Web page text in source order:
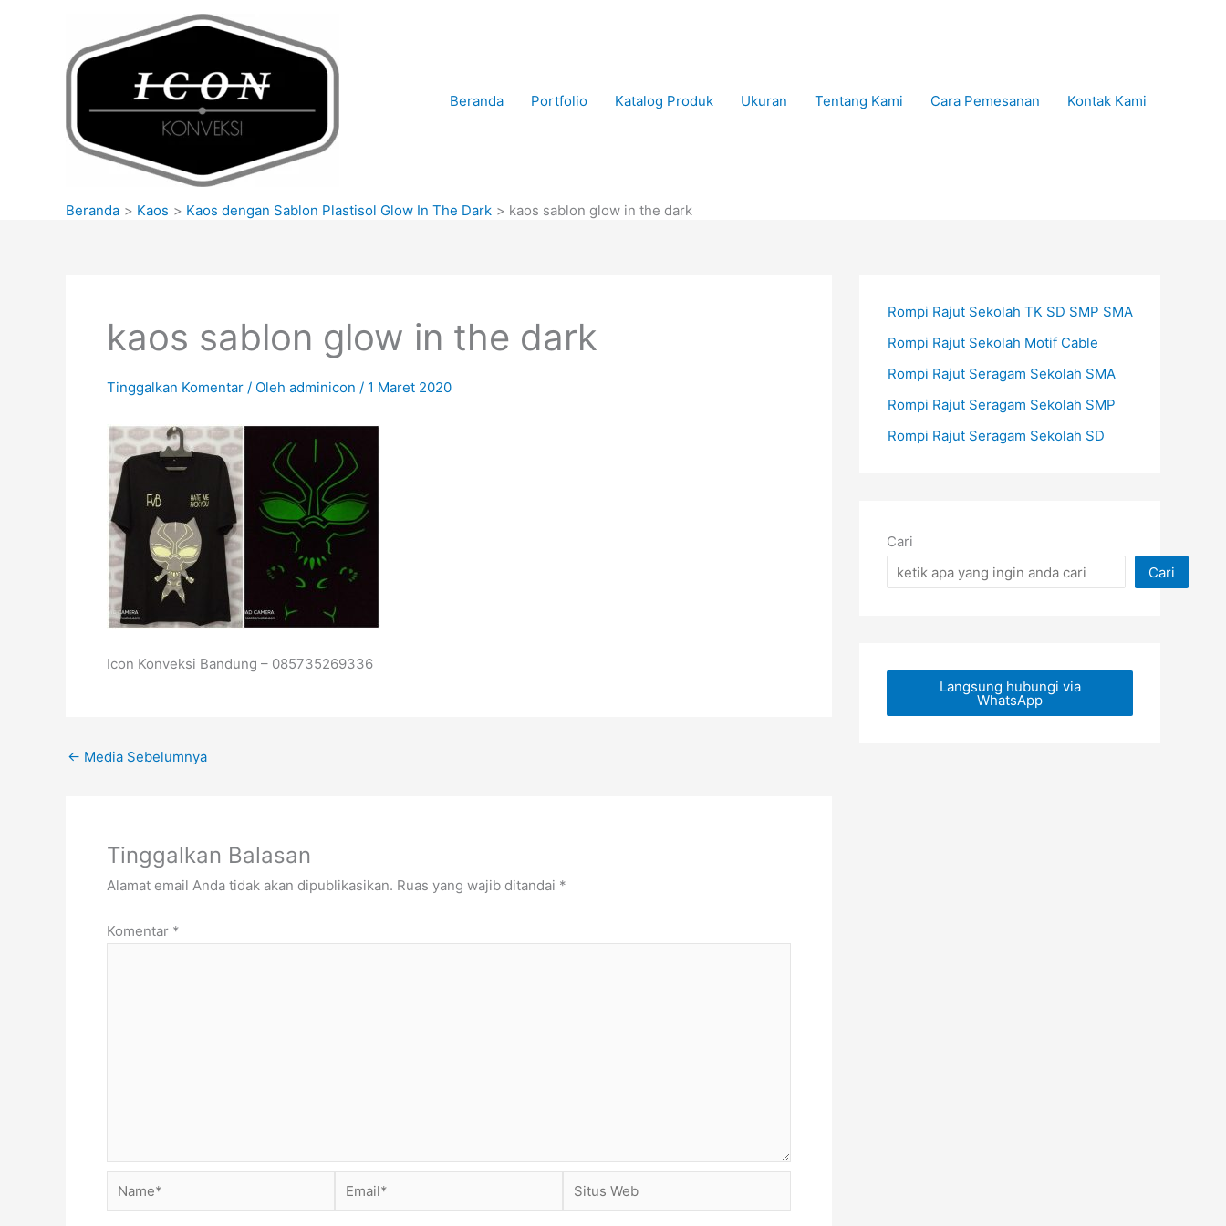
Beranda Portfolio Katalog Produk Ukuran Tentang Kami Cara Pemesanan Kontak Kami
Beranda Kaos Kaos dengan Sablon Plastisol Glow In The Dark kaos sablon glow in the dark
kaos sablon glow in the dark
Tinggalkan Komentar / Oleh adminicon / 1 Maret 2020
Icon Konveksi Bandung – 085735269336
← Media Sebelumnya
Tinggalkan Balasan
Alamat email Anda tidak akan dipublikasikan. Ruas yang wajib ditandai *
Komentar *
Name* Email*
Situs
Web
Rompi Rajut Sekolah TK SD SMP SMA
Rompi Rajut Sekolah Motif Cable
Rompi Rajut Seragam Sekolah SMA
Rompi Rajut Seragam Sekolah SMP
Rompi Rajut Seragam Sekolah SD
Cari
Cari
Langsung hubungi via
WhatsApp